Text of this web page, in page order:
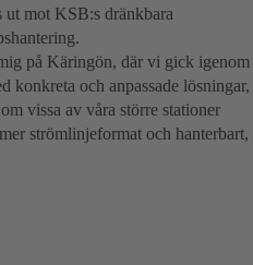
ut mot KSB:s dränkbara
på Käringön, där vi gick igenom
och anpassade lösningar,
vissa av våra större stationer
strömlinjeformat och hanterbart,